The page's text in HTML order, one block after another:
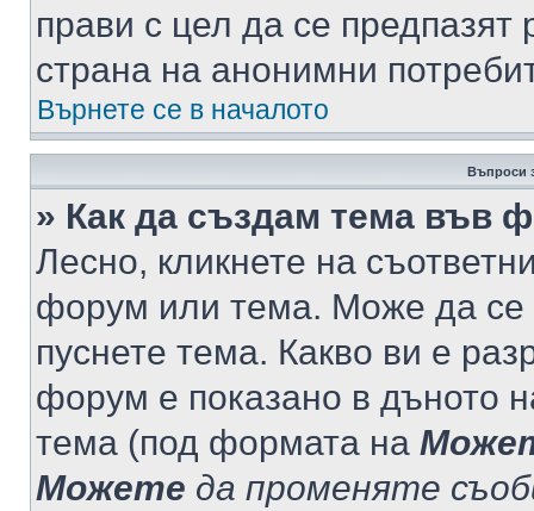
прави с цел да се предпазят
страна на анонимни
Върнете се в началото
Въпроси
» Как да създам тема във
Лесно, кликнете на
форум или тема. Може да се
пуснете тема. Какво ви е
форум е показано в дъното
тема (под формата на
Можете да променяте